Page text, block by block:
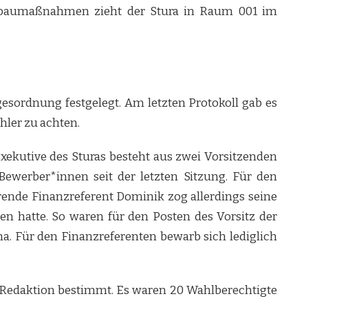
zieht der Stura in Raum 001 im
festgelegt. Am letzten Protokoll gab es
zu achten.
des Sturas besteht aus zwei Vorsitzenden
seit der letzten Sitzung. Für den
Finanzreferent Dominik zog allerdings seine
hatte. So waren für den Posten des Vorsitz der
Für den Finanzreferenten bewarb sich lediglich
bestimmt. Es waren 20 Wahlberechtigte